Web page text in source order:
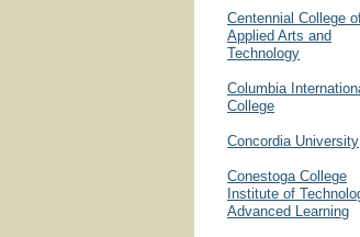
Centennial College
Applied Arts and
Technology
Columbia
College
Concordia University
Conestoga College
Institute of
Advanced Learning